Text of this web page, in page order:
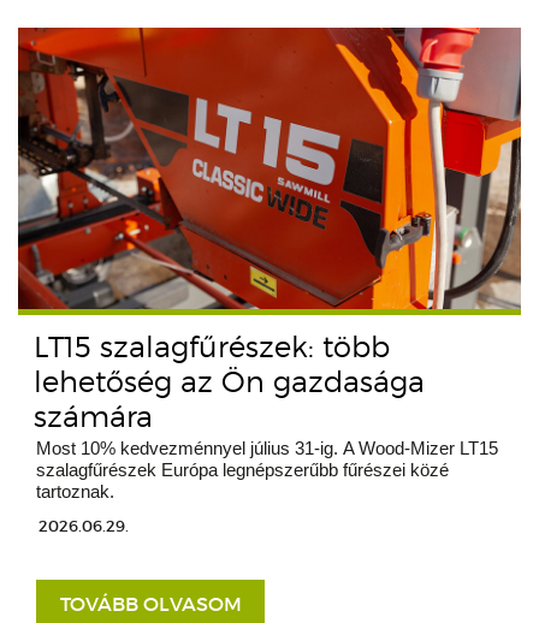
LT15 szalagfűrészek: több
lehetőség az Ön gazdasága
számára
Most 10% kedvezménnyel július 31-ig. A Wood-Mizer LT15
szalagfűrészek Európa legnépszerűbb fűrészei közé
tartoznak.
2026.06.29.
TOVÁBB OLVASOM